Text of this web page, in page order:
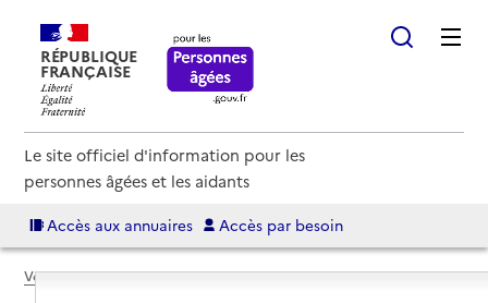
RÉPUBLIQUE
FRANÇAISE
Le site officiel d'information pour les
personnes âgées et les aidants
Accès aux annuaires Accès par besoin
Voir le fil d’Ariane